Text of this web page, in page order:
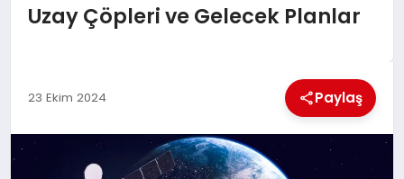
EĞITIM
MAGAZIN
Uzay Çöpleri ve Gelecek Planlar
23 Ekim 2024 Paylaş